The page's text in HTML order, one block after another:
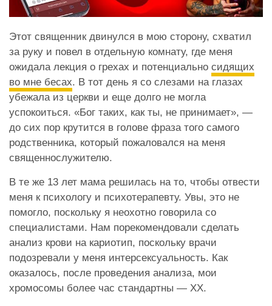
Этот священник двинулся в мою сторону, схватил
за руку и повел в отдельную комнату, где меня
ожидала лекция о грехах и потенциально сидящих
во мне бесах. В тот день я со слезами на глазах
убежала из церкви и еще долго не могла
успокоиться. «Бог таких, как ты, не принимает», —
до сих пор крутится в голове фраза того самого
родственника, который пожаловался на меня
священнослужителю.
В те же 13 лет мама решилась на то, чтобы отвести
меня к психологу и психотерапевту. Увы, это не
помогло, поскольку я неохотно говорила со
специалистами. Нам порекомендовали сделать
анализ крови на кариотип, поскольку врачи
подозревали у меня интерсексуальность. Как
оказалось, после проведения анализа, мои
хромосомы более час стандартны — XX.